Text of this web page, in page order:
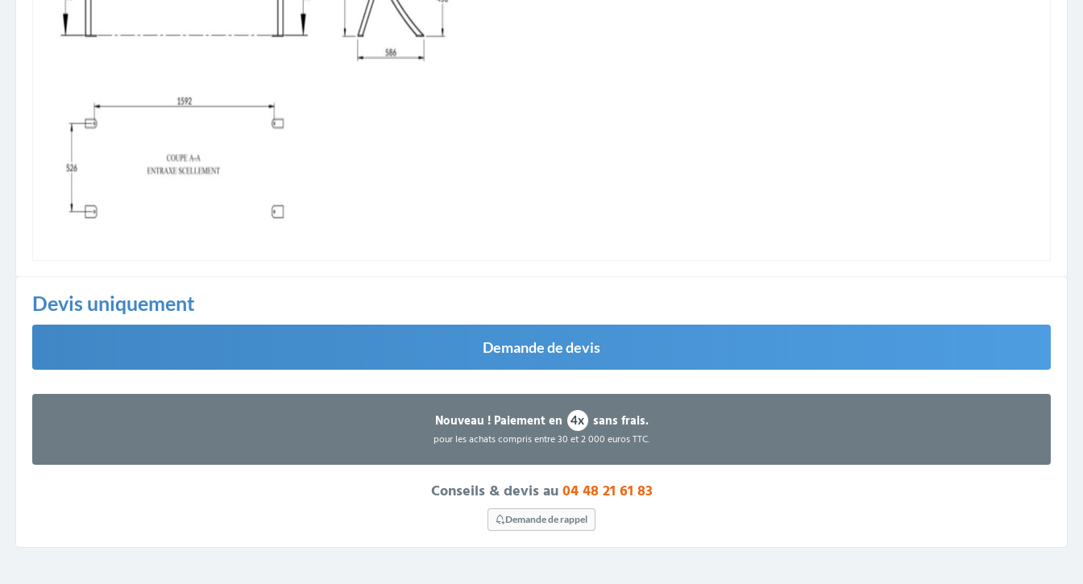
Devis uniquement
Demande de devis
Nouveau !Paiement en 4x sans frais.
pour les achats compris entre 30 et 2 000 euros TTC.
Conseils & devis au04 48 21 61 83
Demande de rappel